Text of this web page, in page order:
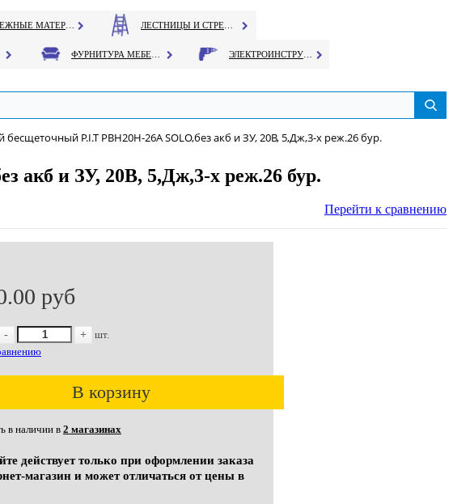
P.I.T РВН20H-26А SOLO,без акб и ЗУ, 20B, 5,Дж,3-х реж.26 бур.
акб и ЗУ, 20B, 5,Дж,3-х реж.26 бур.
Перейти к сравнению
руб
- +
шт.
В корзину
в наличии в 2 магазинах
действует только при оформлении заказа
магазин и может отличаться от цены в